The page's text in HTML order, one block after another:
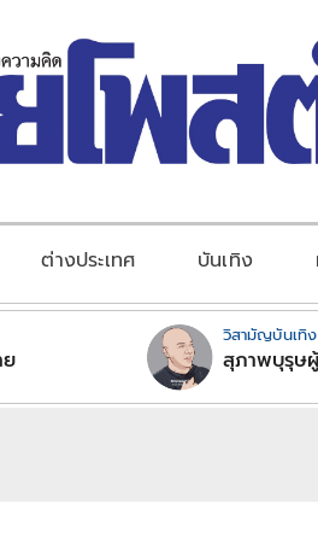
ต่างประเทศ บันเทิง
ย
วิสามัญบันเทิง
สุภาพบุรุษผู้